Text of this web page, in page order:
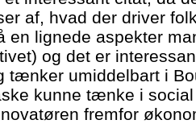
af, hvad der driver
en lignede aspekter
og det er
tænker umiddelbart i
kunne tænke i
fremfor